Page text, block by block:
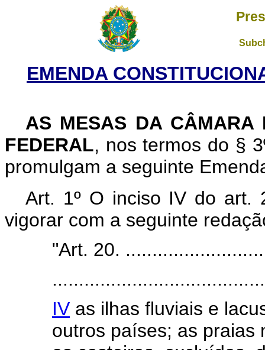
EMENDA
AS MESAS DA CÂMARA
FEDERAL, nos termos do §
promulgam a seguinte
Art. 1º O inciso IV do art.
vigorar com a seguinte
"Art. 20.
IV as ilhas fluviais e
outros países; as praias